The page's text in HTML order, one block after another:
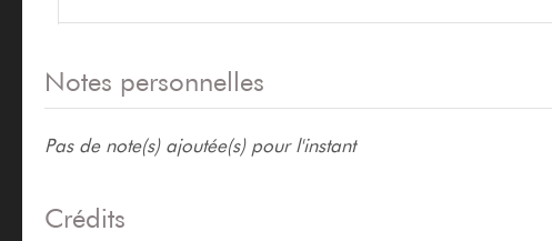
Notes personnelles
Pas de note(s) ajoutée(s) pour l'instant
Crédits